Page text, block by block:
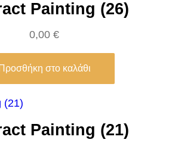
Painting (26)
0,00 €
Προσθήκη στο καλάθι
Painting (21)